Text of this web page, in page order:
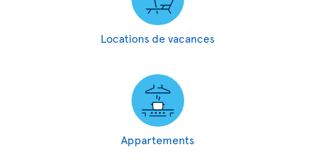
Locations de vacances
Appartements